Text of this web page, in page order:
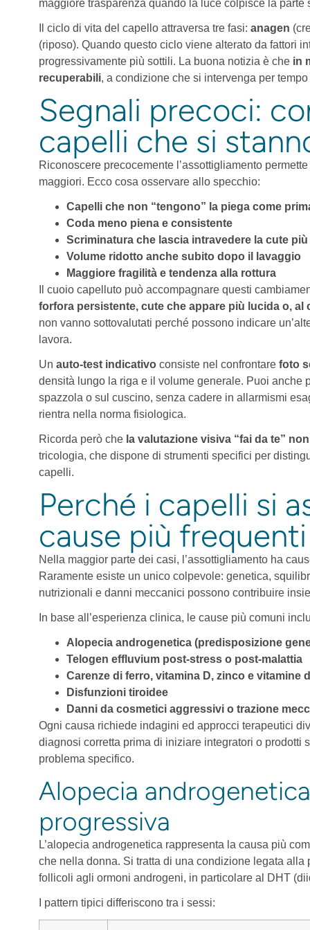
maggiore trasparenza quando la luce colpisce la parte
Il ciclo di vita del capello attraversa tre fasi: anagen
(riposo). Quando questo ciclo viene alterato da fattori
progressivamente più sottili. La buona notizia è che in
recuperabili, a condizione che si intervenga per
Segnali precoci:
capelli che si
Riconoscere precocemente l’assottigliamento
maggiori. Ecco cosa osservare allo specchio:
Capelli che non “tengono” la piega come
Coda meno piena e consistente
Scriminatura che lascia intravedere la cute
Volume ridotto anche subito dopo il lavaggio
Maggiore fragilità e tendenza alla rottura
Il cuoio capelluto può accompagnare questi
forfora persistente, cute che appare più lucida o, al
non vanno sottovalutati perché possono indicare
lavora.
Un auto-test indicativo consiste nel confrontare foto
densità lungo la riga e il volume generale. Puoi anche
spazzola o sul cuscino, senza cadere in allarmismi
rientra nella norma fisiologica.
Ricorda però che la valutazione visiva “fai da te”
tricologia, che dispone di strumenti specifici per
capelli.
Perché i capelli si
cause più frequenti
Nella maggior parte dei casi, l’assottigliamento ha
Raramente esiste un unico colpevole: genetica,
nutrizionali e danni meccanici possono contribuire
In base all’esperienza clinica, le cause più comuni
Alopecia androgenetica (predisposizione
Telogen effluvium post-stress o post-malattia
Carenze di ferro, vitamina D, zinco e vitamine
Disfunzioni tiroidee
Danni da cosmetici aggressivi o trazione
Ogni causa richiede indagini ed approcci terapeutici
diagnosi corretta prima di iniziare integratori o prodotti
problema specifico.
Alopecia
progressiva
L’alopecia androgenetica rappresenta la causa più
che nella donna. Si tratta di una condizione legata
follicoli agli ormoni androgeni, in particolare al DHT
I pattern tipici differiscono tra i sessi: